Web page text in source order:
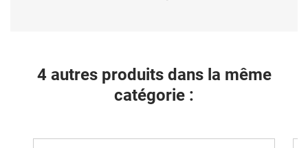
4 autres produits dans la même
catégorie :